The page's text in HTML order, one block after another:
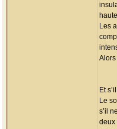
Les
Et
Le
s’il
deux